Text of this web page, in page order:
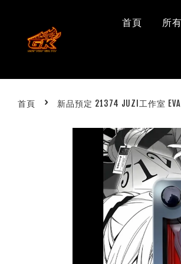
首頁 所
首頁 › 新品預定 21374 JUZI工作室